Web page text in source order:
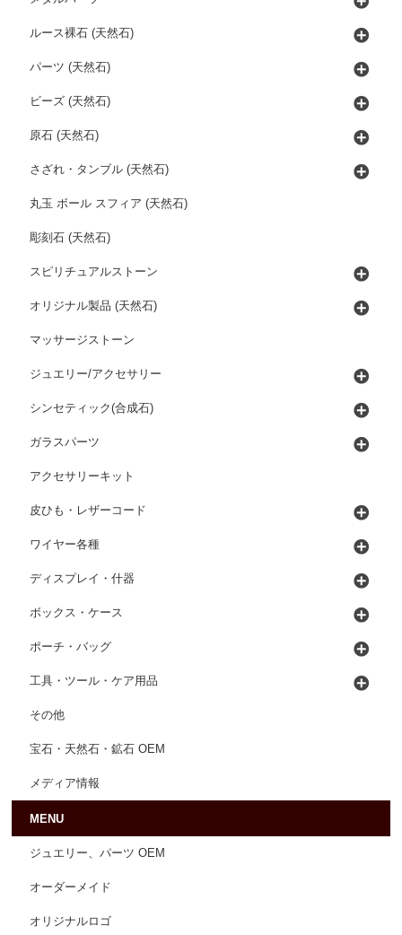
ルース裸石 (天然石)
パーツ (天然石)
ビーズ (天然石)
原石 (天然石)
さざれ・タンブル (天然石)
丸玉 ボール スフィア (天然石)
彫刻石 (天然石)
スピリチュアルストーン
オリジナル製品 (天然石)
マッサージストーン
ジュエリー/アクセサリー
シンセティック(合成石)
ガラスパーツ
アクセサリーキット
皮ひも・レザーコード
ワイヤー各種
ディスプレイ・什器
ボックス・ケース
ポーチ・バッグ
工具・ツール・ケア用品
その他
宝石・天然石・鉱石 OEM
メディア情報
MENU
ジュエリー、パーツ OEM
オーダーメイド
オリジナルロゴ